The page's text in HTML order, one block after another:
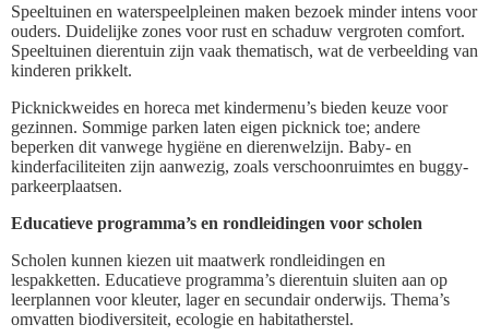
Speeltuinen en waterspeelpleinen maken bezoek minder intens voor
ouders. Duidelijke zones voor rust en schaduw vergroten comfort.
Speeltuinen dierentuin zijn vaak thematisch, wat de verbeelding van
kinderen prikkelt.
Picknickweides en horeca met kindermenu’s bieden keuze voor
gezinnen. Sommige parken laten eigen picknick toe; andere
beperken dit vanwege hygiëne en dierenwelzijn. Baby- en
kinderfaciliteiten zijn aanwezig, zoals verschoonruimtes en buggy-
parkeerplaatsen.
Educatieve programma’s en rondleidingen voor scholen
Scholen kunnen kiezen uit maatwerk rondleidingen en
lespakketten. Educatieve programma’s dierentuin sluiten aan op
leerplannen voor kleuter, lager en secundair onderwijs. Thema’s
omvatten biodiversiteit, ecologie en habitatherstel.